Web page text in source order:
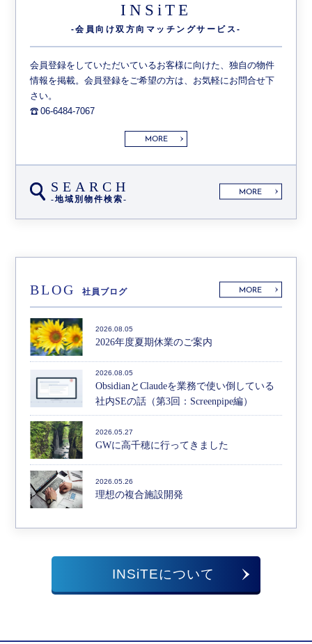
INSiTE
-会員向け双方向 マッチングサービス-
会員登録をしていただいているお客様に向けた、独自の物件
情報を掲載。会員登録をご希望の方は、お気軽にお問合せ下
さい。
06-6484-7067
MORE
SEARCH
-地域別物件検索-
MORE
BLOG 社員ブログ MORE
2026.08.05
2026年度夏期休業のご案内
2026.08.05
ObsidianとClaudeを業務で使い倒している
社内SEの話（第3回：Screenpipe編）
2026.05.27
GWに高千穂に行ってきました
2026.05.26
理想の複合施設開発
INSiTEについて